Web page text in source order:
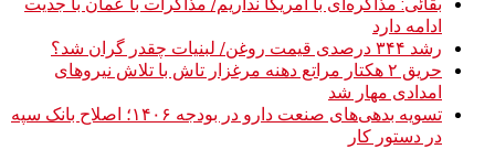
ادامه دارد
رشد ۳۴۴ درصدی قیمت روغن/ لبنیات چقدر گران شد؟
حریق ۲ هکتار مراتع دهنه مرغزار تاش با تلاش نیروهای
امدادی مهار شد
تسویه بدهی‌های صنعت دارو در بودجه ۱۴۰۶؛ اصلاح بانک سپه
در دستور کار